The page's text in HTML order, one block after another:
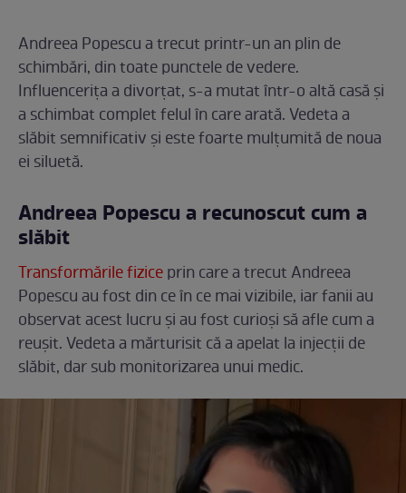
Andreea Popescu a trecut printr-un an plin de
schimbări, din toate punctele de vedere.
Influencerița a divorțat, s-a mutat într-o altă casă și
a schimbat complet felul în care arată. Vedeta a
slăbit semnificativ și este foarte mulțumită de noua
ei siluetă.
Andreea Popescu a recunoscut cum a
slăbit
Transformările fiziceprin care a trecut Andreea
Popescu au fost din ce în ce mai vizibile, iar fanii au
observat acest lucru și au fost curioși să afle cum a
reușit. Vedeta a mărturisit că a apelat la injecții de
slăbit, dar sub monitorizarea unui medic.